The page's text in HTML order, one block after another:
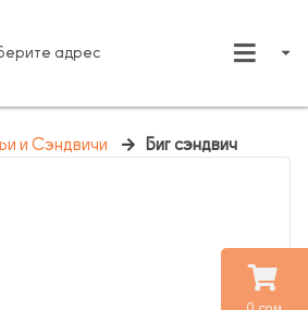
адрес
и Сэндвичи Биг сэндвич